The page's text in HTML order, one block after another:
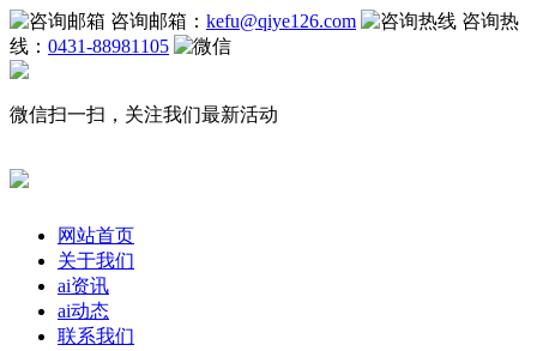
咨询邮箱： kefu@qiye126.com
咨询热
线： 0431-88981105
微信扫一扫，关注我们最新活动
网站首页
关于我们
ai资讯
ai动态
联系我们